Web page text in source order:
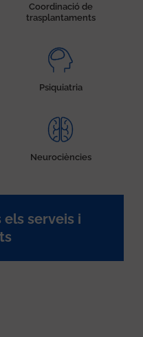
Coordinació de
trasplantaments
Psiquiatria
Neurociències
serveis i